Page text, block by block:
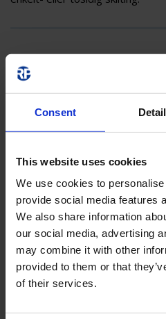
Consent
This website uses cookies
We use cookies to
provide social media features
We also share information
our social media, advertising
may combine it with other
provided to them or that
of their services.